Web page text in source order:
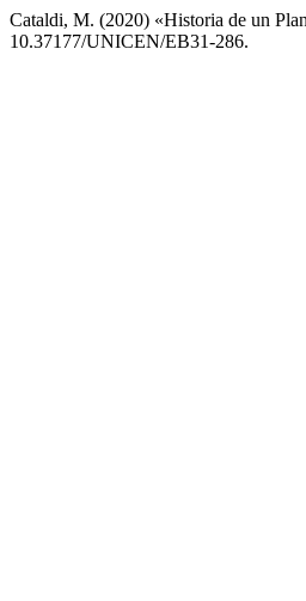
Cataldi, M. (2020) «Historia de un
10.37177/UNICEN/EB31-286.